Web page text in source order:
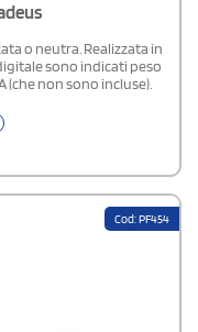
o neutra. Realizzata in
sono indicati peso
(che non sono incluse).
Cod: PF454